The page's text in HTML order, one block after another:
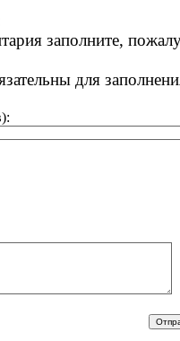
заполните,
для